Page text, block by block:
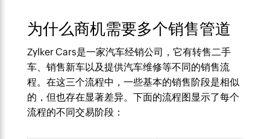
为什么商机需要多个销售管道
Zylker Cars是一家汽车经销公司，它有转售二手
车、销售新车以及提供汽车维修等不同的销售流
程。在这三个流程中，一些基本的销售阶段是相似
的，但也存在显著差异。下面的流程图显示了每个
流程的不同交易阶段：